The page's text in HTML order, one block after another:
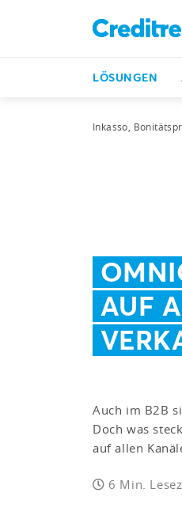
LÖSUNGEN
Inkasso,
AUF
Auch im B2B
Doch was
auf allen
6 Min.